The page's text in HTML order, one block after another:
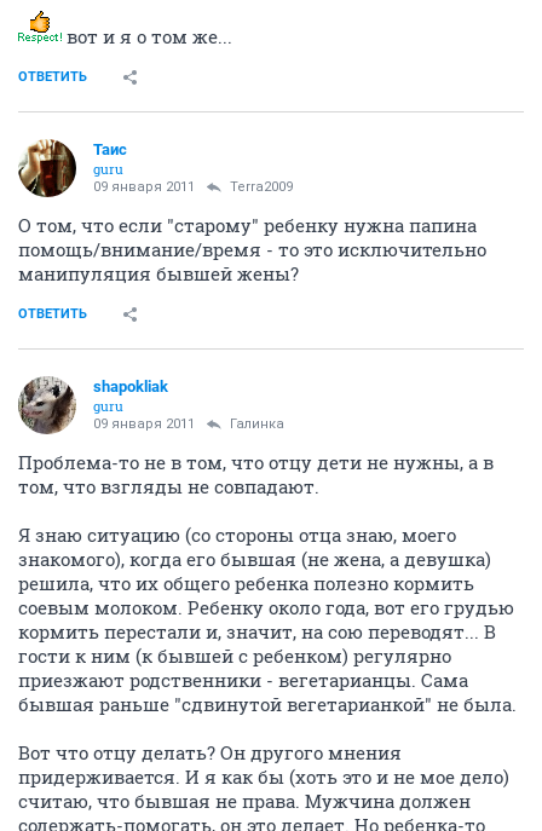
вот и я о том же...
ОТВЕТИТЬ
Таис
guru
09 января 2011 Terra2009
О том, что если "старому" ребенку нужна папина
помощь/внимание/время - то это исключительно
манипуляция бывшей жены?
ОТВЕТИТЬ
shapokliak
guru
09 января 2011 Галинка
Проблема-то не в том, что отцу дети не нужны, а в
том, что взгляды не совпадают.
Я знаю ситуацию (со стороны отца знаю, моего
знакомого), когда его бывшая (не жена, а девушка)
решила, что их общего ребенка полезно кормить
соевым молоком. Ребенку около года, вот его грудью
кормить перестали и, значит, на сою переводят... В
гости к ним (к бывшей с ребенком) регулярно
приезжают родственники - вегетарианцы. Сама
бывшая раньше "сдвинутой вегетарианкой" не была.
Вот что отцу делать? Он другого мнения
придерживается. И я как бы (хоть это и не мое дело)
считаю, что бывшая не права. Мужчина должен
содержать-помогать, он это делает. Но ребенка-то